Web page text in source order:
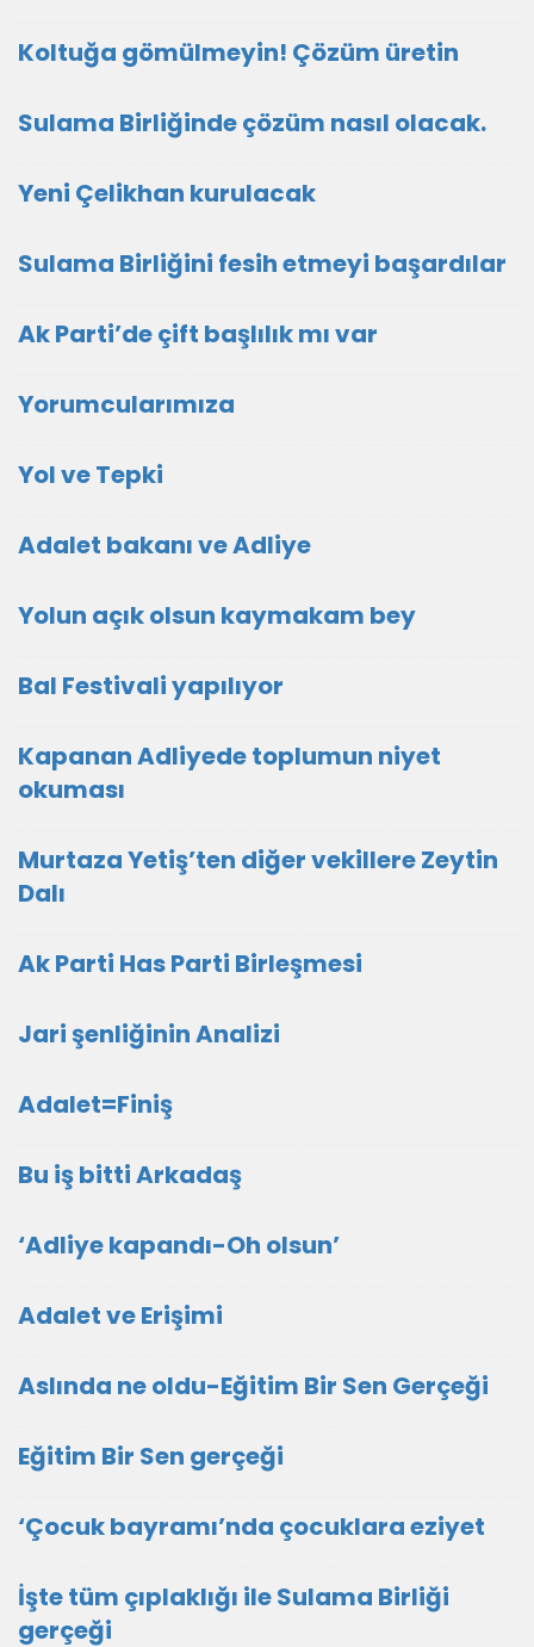
Koltuğa gömülmeyin! Çözüm üretin
Sulama Birliğinde çözüm nasıl olacak.
Yeni Çelikhan kurulacak
Sulama Birliğini fesih etmeyi başardılar
Ak Parti’de çift başlılık mı var
Yorumcularımıza
Yol ve Tepki
Adalet bakanı ve Adliye
Yolun açık olsun kaymakam bey
Bal Festivali yapılıyor
Kapanan Adliyede toplumun niyet
okuması
Murtaza Yetiş’ten diğer vekillere Zeytin
Dalı
Ak Parti Has Parti Birleşmesi
Jari şenliğinin Analizi
Adalet=Finiş
Bu iş bitti Arkadaş
‘Adliye kapandı-Oh olsun’
Adalet ve Erişimi
Aslında ne oldu-Eğitim Bir Sen Gerçeği
Eğitim Bir Sen gerçeği
‘Çocuk bayramı’nda çocuklara eziyet
İşte tüm çıplaklığı ile Sulama Birliği
gerçeği